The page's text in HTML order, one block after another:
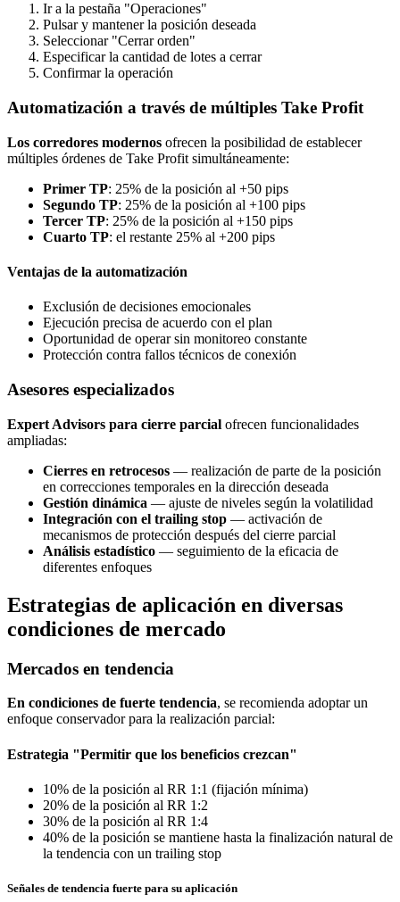
Ir a la pestaña "Operaciones"
Pulsar y mantener la posición deseada
Seleccionar "Cerrar orden"
Especificar la cantidad de lotes a cerrar
Confirmar la operación
Automatización a través de múltiples Take Profit
Los corredores modernos ofrecen la posibilidad de establecer
múltiples órdenes de Take Profit simultáneamente:
Primer TP: 25% de la posición al +50 pips
Segundo TP: 25% de la posición al +100 pips
Tercer TP: 25% de la posición al +150 pips
Cuarto TP: el restante 25% al +200 pips
Ventajas de la automatización
Exclusión de decisiones emocionales
Ejecución precisa de acuerdo con el plan
Oportunidad de operar sin monitoreo constante
Protección contra fallos técnicos de conexión
Asesores especializados
Expert Advisors para cierre parcial ofrecen funcionalidades
ampliadas:
Cierres en retrocesos — realización de parte de la posición
en correcciones temporales en la dirección deseada
Gestión dinámica — ajuste de niveles según la volatilidad
Integración con el trailing stop — activación de
mecanismos de protección después del cierre parcial
Análisis estadístico — seguimiento de la eficacia de
diferentes enfoques
Estrategias de aplicación en diversas
condiciones de mercado
Mercados en tendencia
En condiciones de fuerte tendencia, se recomienda adoptar un
enfoque conservador para la realización parcial:
Estrategia "Permitir que los beneficios crezcan"
10% de la posición al RR 1:1 (fijación mínima)
20% de la posición al RR 1:2
30% de la posición al RR 1:4
40% de la posición se mantiene hasta la finalización natural de
la tendencia con un trailing stop
Señales de tendencia fuerte para su aplicación